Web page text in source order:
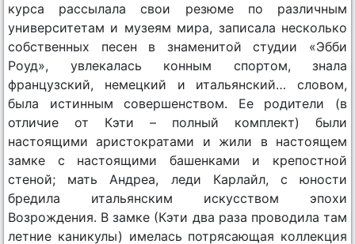
курса рассылала свои резюме по различным
университетам и музеям мира, записала несколько
собственных песен в знаменитой студии «Эбби
Роуд», увлекалась конным спортом, знала
французский, немецкий и итальянский… словом,
была истинным совершенством. Ее родители (в
отличие от Кэти – полный комплект) были
настоящими аристократами и жили в настоящем
замке с настоящими башенками и крепостной
стеной; мать Андреа, леди Карлайл, с юности
бредила итальянским искусством эпохи
Возрождения. В замке (Кэти два раза проводила там
летние каникулы) имелась потрясающая коллекция